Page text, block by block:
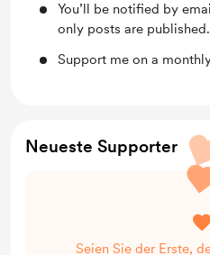
You’ll be notified by
only posts are published.
Support me on a
Neueste Supporter
Seien Sie der Erste,